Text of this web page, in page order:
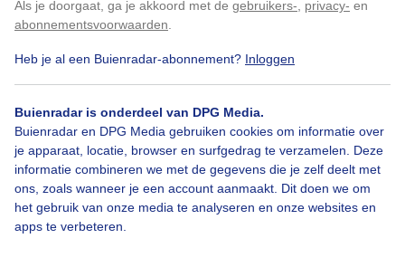
Als je doorgaat, ga je akkoord met de gebruikers- privacy- en
abonnementsvoorwaarden
Heb je al een Buienradar-abonnement? Inloggen
Buienradar is onderdeel van DPG Media.
Buienradar en DPG Media gebruiken cookies om informatie over
je apparaat, locatie, browser en surfgedrag te verzamelen. Deze
informatie combineren we met de gegevens die je zelf deelt met
ons, zoals wanneer je een account aanmaakt. Dit doen we om
het gebruik van onze media te analyseren en onze websites en
apps te verbeteren.
Bekijk slideshow
Klik hierom dit aan te passen